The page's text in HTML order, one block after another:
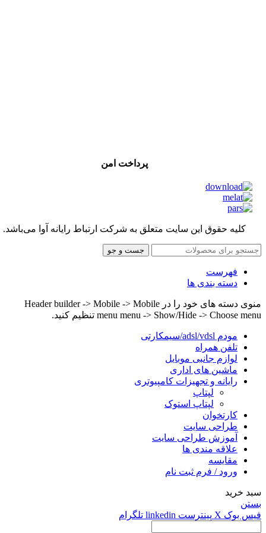
پرداخت امن
کلیه حقوق این سایت متعلق به شرکت ارتباط رایانه آوا می‌باشد.
جست و جو
فهرست
دسته بندی ها
منوی دسته های خود را در Header builder -> Mobile -> Mobile
menu menu -> Show/Hide -> Choose menu تنظیم کنید.
مودم adsl/vdsl/سیمکارتی
تلفن همراه
لوازم جانبی موبایل
ماشین های اداری
رایانه و تجهیزات کامپیوتری
لپتاپ
لپتاپ استوک
کارتخوان
طراحی سایت
آموزش طراحی سایت
علاقه مندی ها
مقایسه
ورود / فرم ثبت نام
سبد خرید
بستن
فیس بوک X پینترست linkedin تلگرام